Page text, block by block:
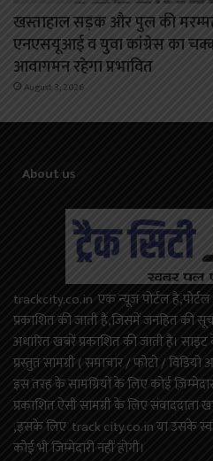
खस्ताहाल सड़क और पुल की
एनएसयूआई व युवा कांग्रेस का
आवागमन रहेगा प्रभावित
August 3, 2026
About us
trackcity.co.in एक न्यूज़ पोर्टल
प्रकाशित की जाती है,जिसमें जनहित की
अधारित खबरें प्रकाशित की जाती है।
प्रस्तुत सामग्री ( समाचार / फोटो /
इस तरह के सामग्रियों के लिए कोई
प्रकाशित ऐसी सामग्री के लिए संवाददाता
,इसके लिए track city.co.in या उसके
कोई भी जिम्मेदारी नहीं होगी।